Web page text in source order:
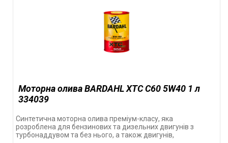
Моторна олива BARDAHL XTC C60 5W40 1 л
334039
Синтетична моторна олива преміум-класу, яка
розроблена для бензинових та дизельних двигунів з
турбонаддувом та без нього, а також двигунів,